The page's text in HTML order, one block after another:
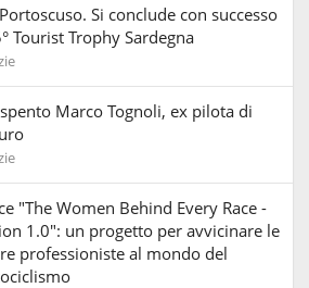
Si conclude con successo
Tourist Trophy Sardegna
Marco Tognoli, ex pilota di
"The Women Behind Every Race -
1.0": un progetto per avvicinare le
professioniste al mondo del